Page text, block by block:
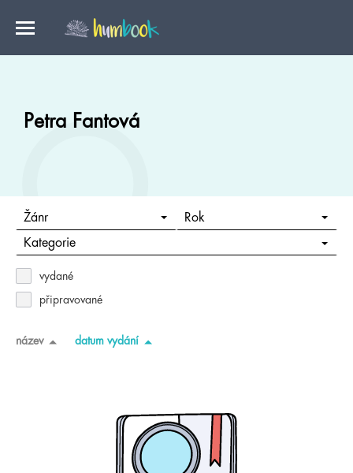
Petra Fantová
Žánr Rok
Kategorie
vydané
připravované
název datum vydání